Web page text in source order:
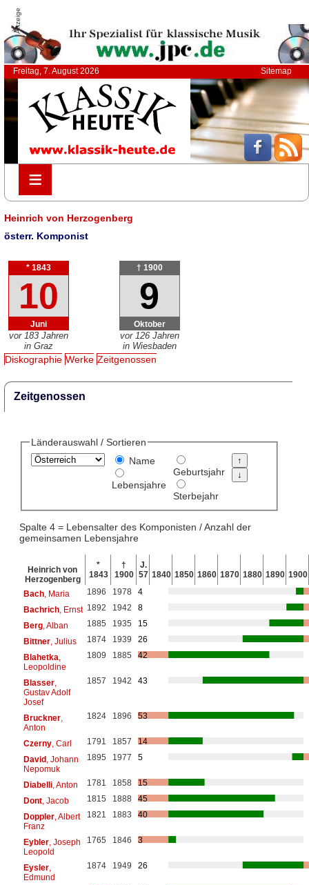
Anzeige
Freitag, 7. August 2026 Sitemap
≡
≡
Heinrich von Herzogenberg
österr. Komponist
* 1843
10
Juni
vor 183 Jahren
in Graz
† 1900
9
Oktober
vor 126 Jahren
in Wiesbaden
Diskographie Werke Zeitgenossen
Zeitgenossen
Länderauswahl / Sortieren
Name
Lebensjahre
Geburtsjahr
Sterbejahr
Spalte 4 = Lebensalter des Komponisten / Anzahl der
gemeinsamen Lebensjahre
Heinrich von
Herzogenberg
*
1843
†
1900
J.
57 1840 1850 1860 1870 1880 1890 1900
Bach, Maria 1896 1978
4
Bachrich, Ernst 1892 1942
8
Berg, Alban 1885 1935
15
Bittner, Julius 1874 1939
26
Blahetka
Leopoldine
1809 1885 42
Blasser,
Gustav Adolf
Josef
1857 1942 43
Bruckner,
Anton
1824 1896 53
Czerny, Carl 1791 1857
14
David, Johann
Nepomuk
1895 1977 5
Diabelli, Anton 1781 1858
15
Dont, Jacob 1815 1888
45
Doppler, Albert
Franz
1821 1883 40
Eybler, Joseph
Leopold
1765 1846 3
Eysler,
Edmund
1874 1949 26